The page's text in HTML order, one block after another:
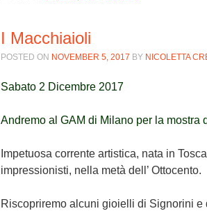
I Macchiaioli
POSTED ON NOVEMBER 5, 2017 BY NICOLETTA
Sabato 2 Dicembre 2017
Andremo al GAM di Milano per la mostra
Impetuosa corrente artistica, nata in
impressionisti, nella metà dell’ Ottocento.
Riscopriremo alcuni gioielli di Signorini